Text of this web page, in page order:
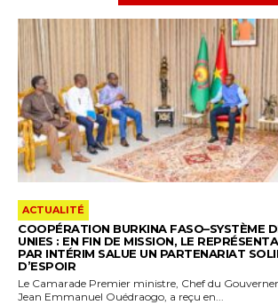
ACTUALITÉ
COOPÉRATION BURKINA FASO–SYSTÈME
UNIES : EN FIN DE MISSION, LE
PAR INTÉRIM SALUE UN PARTENARIAT
D’ESPOIR
Le Camarade Premier ministre, Chef du
Jean Emmanuel Ouédraogo, a reçu en...